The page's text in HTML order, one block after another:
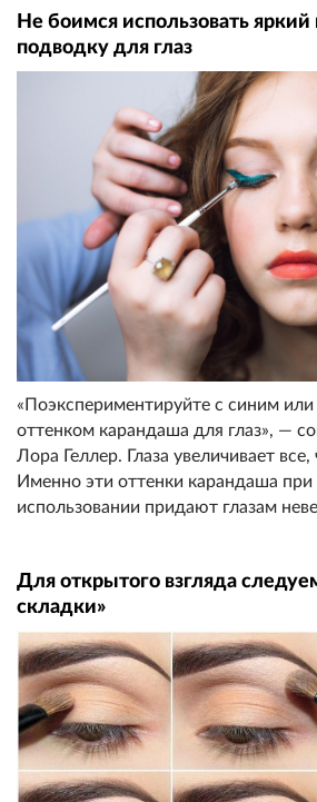
Не боимся использовать
подводку для глаз
«Поэкспериментируйте с синим
оттенком карандаша для глаз», —
Лора Геллер. Глаза увеличивает
Именно эти оттенки карандаша
использовании придают глазам
Для открытого взгляда
складки»